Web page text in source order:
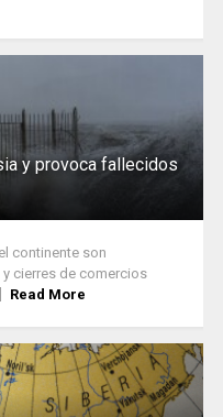
y provoca fallecidos
continente son
cierres de comercios
Read More